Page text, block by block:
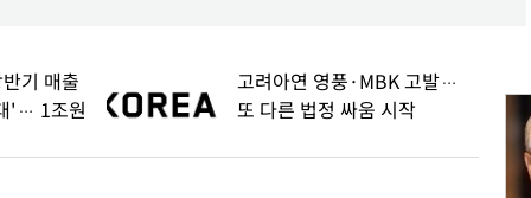
기 매출
'… 1조원
고려아연 영풍·MBK 고발…
또 다른 법정 싸움 시작